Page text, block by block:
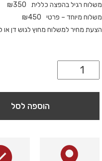
משלוח רגיל בהפצה כללית
₪350
משלוח מיוחד – פרטי
₪450
הצעת מחיר למשלוח מחוץ לגוש דן או
הוספה לסל